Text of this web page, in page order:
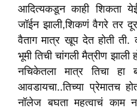
आदित्यकडून काही शिकता
जॉईन झाली,शिकणं वैगरे तर
वैताग मात्र खूप देत होती ती.
भूमी तिची चांगली मैत्रीण झाली
नचिकेतला मात्र तिचा हा
आवडायचा..तिच्या प्रेमातच
नॉलेज बघता महत्वाचं काम